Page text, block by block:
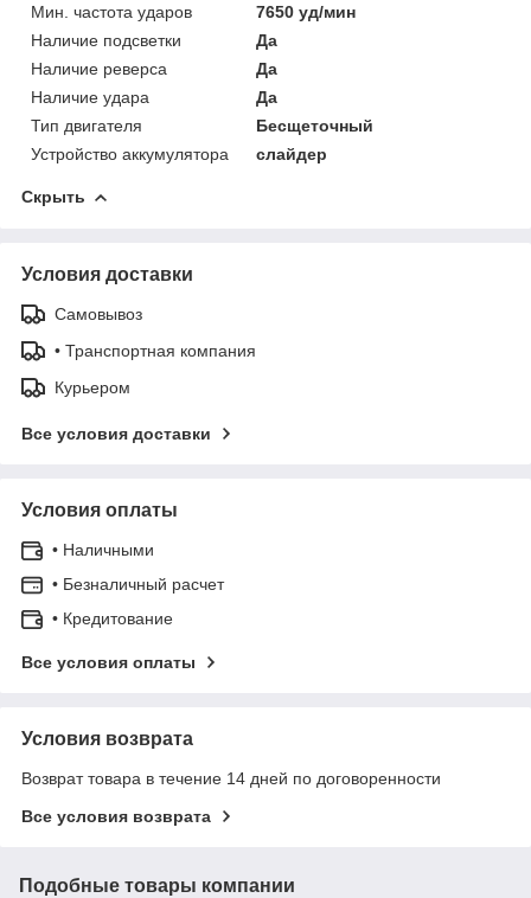
Мин. частота ударов
7650 уд/мин
Наличие подсветки
Да
Наличие реверса
Да
Наличие удара
Да
Тип двигателя
Бесщеточный
Устройство аккумулятора
слайдер
Скрыть
Условия доставки
Самовывоз
• Транспортная компания
Курьером
Все условия доставки
Условия оплаты
• Наличными
• Безналичный расчет
• Кредитование
Все условия оплаты
Условия возврата
Возврат товара в течение 14 дней по договоренности
Все условия возврата
Подобные товары компании